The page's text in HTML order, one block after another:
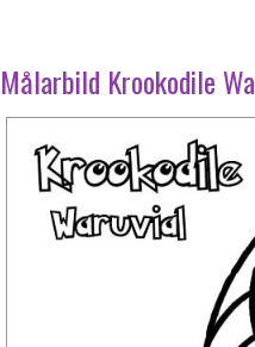
Målarbild Krookodile